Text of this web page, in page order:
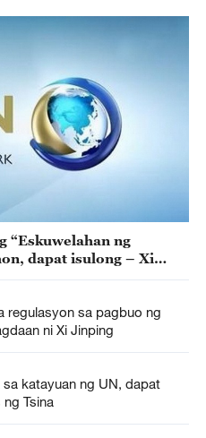
“Eskuwelahan ng
dapat isulong – Xi
regulasyon sa pagbuo ng
ni Xi Jinping
katayuan ng UN, dapat
Tsina